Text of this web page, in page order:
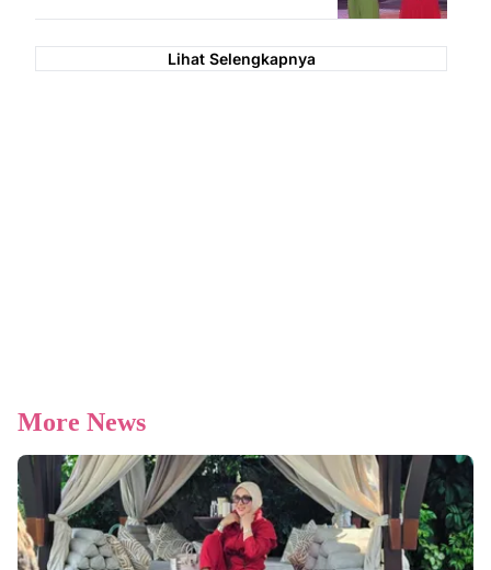
Lihat Selengkapnya
More News